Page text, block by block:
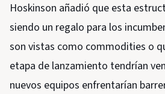
Hoskinson añadió que esta
siendo un regalo para los
son vistas como commodities o
etapa de lanzamiento tendrían
nuevos equipos enfrentarían